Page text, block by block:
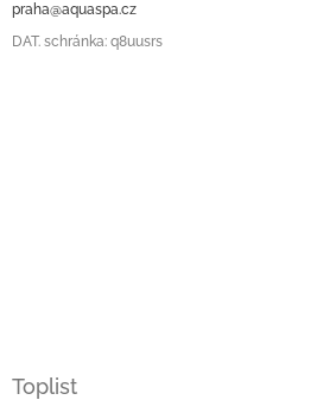
praha@aquaspa.cz
DAT. schránka: q8uusrs
Toplist